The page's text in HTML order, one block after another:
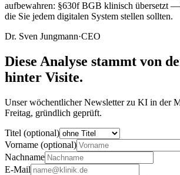
aufbewahren: §630f BGB klinisch übersetzt
die Sie jedem digitalen System stellen sollten.
Dr. Sven Jungmann·CEO
Diese Analyse stammt von
hinter Visite.
Unser wöchentlicher Newsletter zu KI in der
Freitag, gründlich geprüft.
Titel (optional)
Vorname (optional)
Nachname
E-Mail